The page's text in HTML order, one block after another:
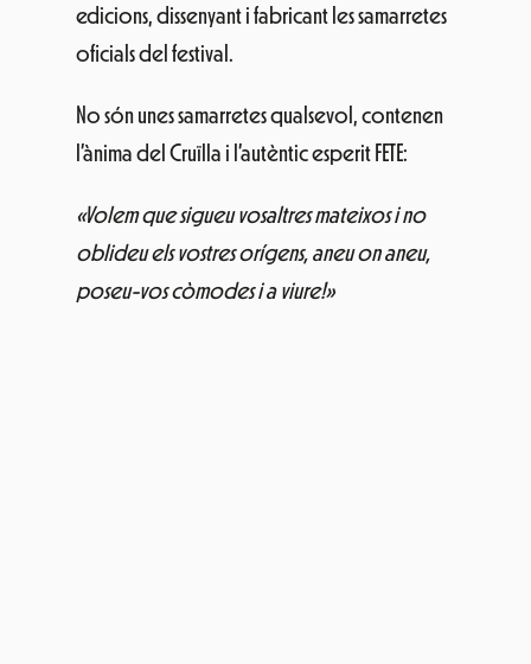
edicions, dissenyant i fabricant les samarretes
oficials del festival.
No són unes samarretes qualsevol, contenen
l’ànima del Cruïlla i l’autèntic esperit FETE:
«Volem que sigueu vosaltres mateixos i no
oblideu els vostres orígens, aneu on aneu,
poseu-vos còmodes i a viure!»